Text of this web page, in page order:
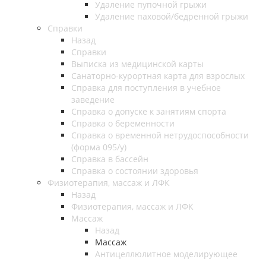
Удаление пупочной грыжи
Удаление паховой/бедренной грыжи
Справки
Назад
Справки
Выписка из медицинской карты
Санаторно-курортная карта для взрослых
Справка для поступления в учебное
заведение
Справка о допуске к занятиям спорта
Справка о беременности
Справка о временной нетрудоспособности
(форма 095/у)
Справка в бассейн
Справка о состоянии здоровья
Физиотерапия, массаж и ЛФК
Назад
Физиотерапия, массаж и ЛФК
Массаж
Назад
Массаж
Антицеллюлитное моделирующее